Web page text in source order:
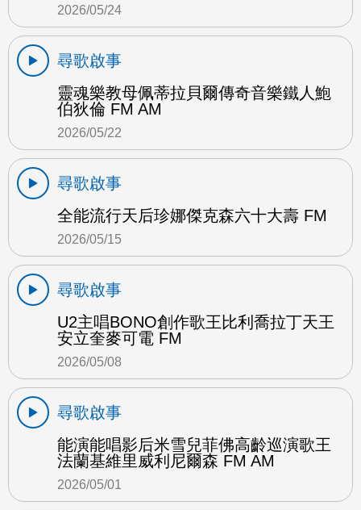
2026/05/24
尋歌啟事
靈魂樂教母佩蒂拉貝爾傳奇音樂鐵人鮑
伯狄倫 FM AM
2026/05/22
尋歌啟事
全能流行天后珍娜傑克森六十大壽 FM
2026/05/15
尋歌啟事
U2主唱BONO創作歌王比利喬拉丁天王
安立奎麥可電 FM
2026/05/08
尋歌啟事
能演能唱影后米雪兒菲佛高齡巡演歌王
法蘭基維里威利尼爾森 FM AM
2026/05/01